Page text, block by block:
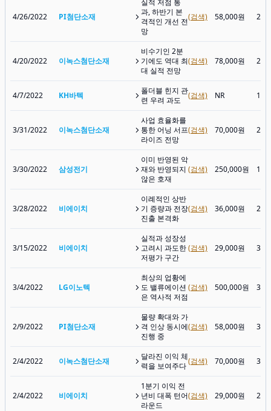
4/26/2022 PI첨단소재
실적 저점 통
과, 하반기 본
격적인 개선 전
망
(검색) 58,000원
4/20/2022 이녹스첨단소재
비수기인 2분
기에도 역대 최
대 실적 전망
(검색) 78,000원
4/7/2022 KH바텍
폴더블 힌지 관
련 우려 과도
(검색) NR
3/31/2022 이녹스첨단소재
사업 효율화를
통한 어닝 서프
라이즈 전망
(검색) 70,000원
3/30/2022 삼성전기
이미 반영된 악
재와 반영되지
않은 호재
(검색) 250,000원
3/28/2022 비에이치
이례적인 상반
기 증량과 전장
진출 본격화
(검색) 36,000원
3/15/2022 비에이치
실적과 성장성
고려시 과도한
저평가 구간
(검색) 29,000원
3/4/2022 LG이노텍
최상의 업황에
도 밸류에이션
은 역사적 저점
(검색) 500,000원
2/9/2022 PI첨단소재
물량 확대와 가
격 인상 동시에
진행 중
(검색) 58,000원
2/4/2022 이녹스첨단소재
달라진 이익 체
력을 보여주다(검색) 70,000원
2/4/2022 비에이치
1분기 이익 전
년비 대폭 턴어
라운드
(검색) 29,000원